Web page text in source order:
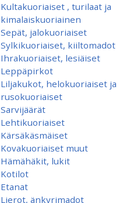
Kultakuoriaiset , turilaat ja
kimalaiskuoriainen
Sepät, jalokuoriaiset
Sylkikuoriaiset, kiiltomadot
Ihrakuoriaiset, lesiäiset
Leppäpirkot
Liljakukot, helokuoriaiset ja
rusokuoriaiset
Sarvijäärät
Lehtikuoriaiset
Kärsäkäsmäiset
Kovakuoriaiset muut
Hämähäkit, lukit
Kotilot
Etanat
Lierot, änkyrimadot